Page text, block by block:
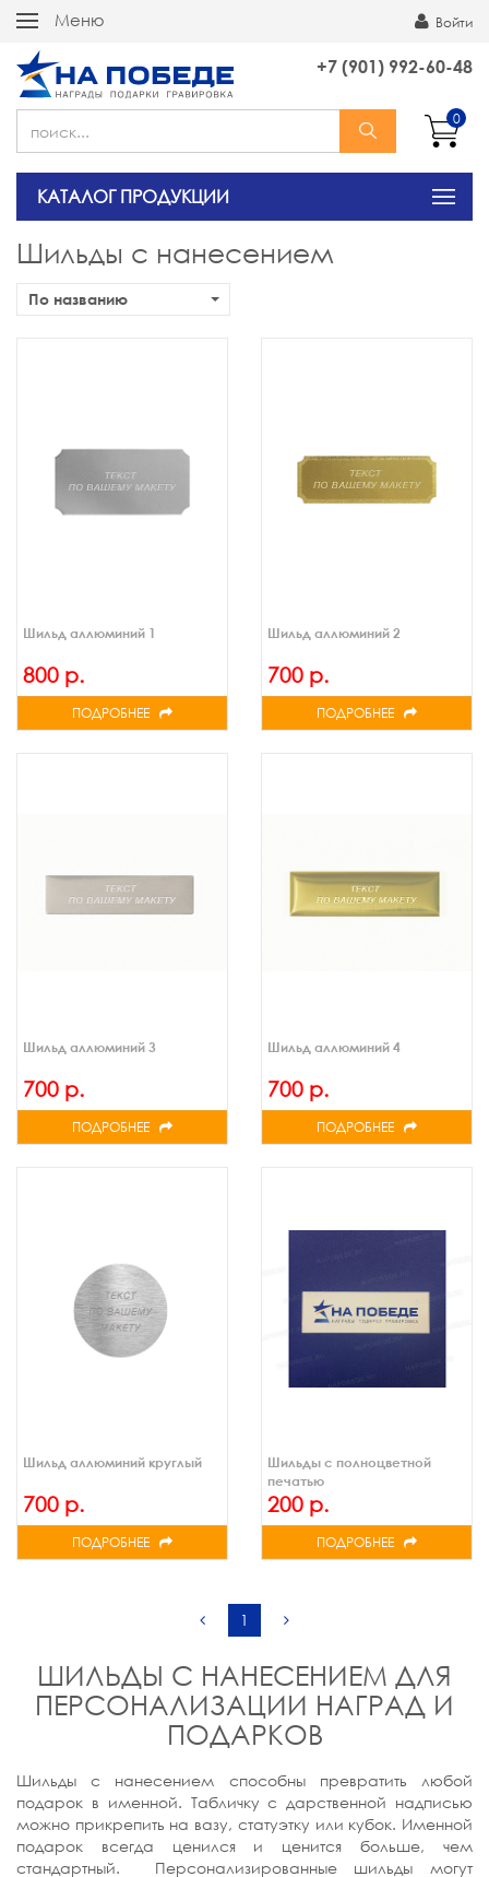
Меню Войти
+7 (901) 992-60-48
0
КАТАЛОГ ПРОДУКЦИИ
Шильды с нанесением
По названию
Шильд аллюминий 1
800 р.
ПОДРОБНЕЕ
Шильд аллюминий 2
700 р.
ПОДРОБНЕЕ
Шильд аллюминий 3
700 р.
ПОДРОБНЕЕ
Шильд аллюминий 4
700 р.
ПОДРОБНЕЕ
Шильд аллюминий круглый
700 р.
ПОДРОБНЕЕ
Шильды с полноцветной
печатью
200 р.
ПОДРОБНЕЕ
1
ШИЛЬДЫ С НАНЕСЕНИЕМ ДЛЯ
ПЕРСОНАЛИЗАЦИИ НАГРАД И
ПОДАРКОВ
Шильды с нанесением способны превратить любой
подарок в именной. Табличку с дарственной надписью
можно прикрепить на вазу, статуэтку или кубок. Именной
подарок всегда ценился и ценится больше, чем
стандартный. Персонализированные шильды могут